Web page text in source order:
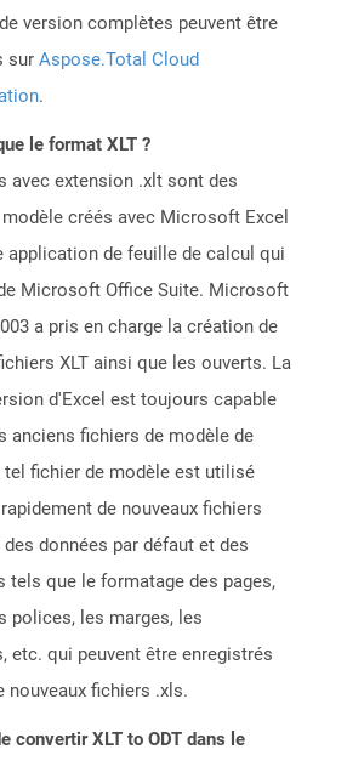
version complètes peuvent être
sur Aspose.Total Cloud
.
le format XLT ?
avec extension .xlt sont des
créés avec Microsoft Excel
application de feuille de calcul qui
Microsoft Office Suite. Microsoft
a pris en charge la création de
XLT ainsi que les ouverts. La
d'Excel est toujours capable
anciens fichiers de modèle de
tel fichier de modèle est utilisé
de nouveaux fichiers
des données par défaut et des
tels que le formatage des pages,
polices, les marges, les
etc. qui peuvent être enregistrés
nouveaux fichiers .xls.
convertir XLT to ODT dans le